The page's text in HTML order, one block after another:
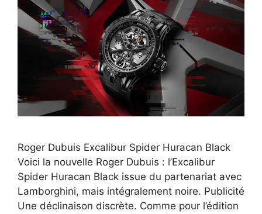
Roger Dubuis Excalibur Spider Huracan Black
Voici la nouvelle Roger Dubuis : l’Excalibur
Spider Huracan Black issue du partenariat avec
Lamborghini, mais intégralement noire. Publicité
Une déclinaison discrète. Comme pour l’édition